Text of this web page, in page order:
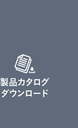
製品カタログ
ダウンロード